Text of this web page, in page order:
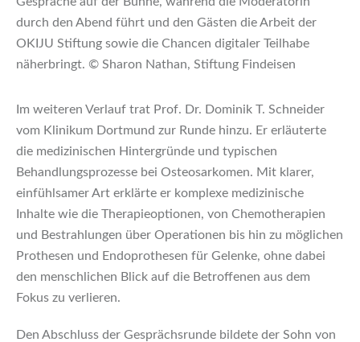
durch den Abend führt und den Gästen die Arbeit der
OKIJU Stiftung sowie die Chancen digitaler Teilhabe
näherbringt. © Sharon Nathan, Stiftung Findeisen
Im weiteren Verlauf trat Prof. Dr. Dominik T. Schneider
vom Klinikum Dortmund zur Runde hinzu. Er erläuterte
die medizinischen Hintergründe und typischen
Behandlungsprozesse bei Osteosarkomen. Mit klarer,
einfühlsamer Art erklärte er komplexe medizinische
Inhalte wie die Therapieoptionen, von Chemotherapien
und Bestrahlungen über Operationen bis hin zu möglichen
Prothesen und Endoprothesen für Gelenke, ohne dabei
den menschlichen Blick auf die Betroffenen aus dem
Fokus zu verlieren.
Den Abschluss der Gesprächsrunde bildete der Sohn von